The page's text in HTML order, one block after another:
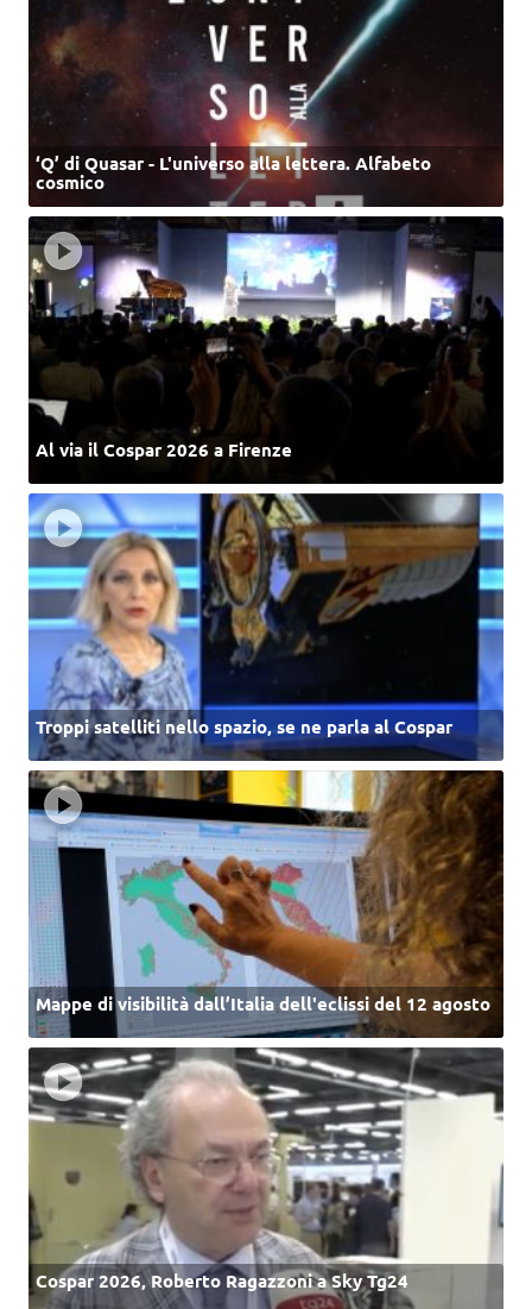
‘Q’ di Quasar - L'universo alla lettera. Alfabeto
cosmico
Al via il Cospar 2026 a Firenze
Troppi satelliti nello spazio, se ne parla al Cospar
Mappe di visibilità dall’Italia dell'eclissi del 12 agosto
Cospar 2026, Roberto Ragazzoni a Sky Tg24